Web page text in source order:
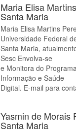
Maria Elisa
Santa Maria
Maria Elisa Martins
Universidade Federal
Santa Maria,
Sesc Envolva-se
e Monitora do
Informação e Saúde
Digital. E-mail para
Yasmin de Morais
Santa Maria